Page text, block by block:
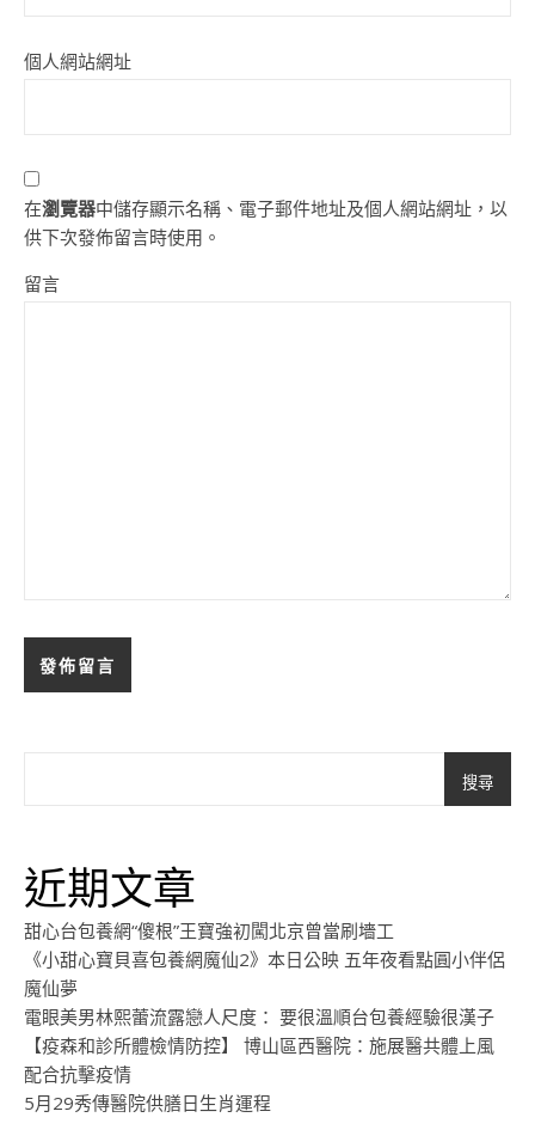
個人網站網址
在瀏覽器中儲存顯示名稱、電子郵件地址及個人網站網址，以
供下次發佈留言時使用。
留言
搜尋
近期文章
甜心台包養網“傻根”王寶強初闖北京曾當刷墻工
《小甜心寶貝喜包養網魔仙2》本日公映 五年夜看點圓小伴侶
魔仙夢
電眼美男林熙蕾流露戀人尺度： 要很溫順台包養經驗很漢子
【疫森和診所體檢情防控】 博山區西醫院：施展醫共體上風
配合抗擊疫情
5月29秀傳醫院供膳日生肖運程